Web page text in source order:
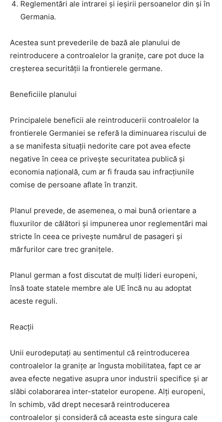
Reglementări ale intrarei și ieșirii persoanelor din și în
Germania.
Acestea sunt prevederile de bază ale planului de
reintroducere a controalelor la granițe, care pot duce la
creșterea securității la frontierele germane.
Beneficiile planului
Principalele beneficii ale reintroducerii controalelor la
frontierele Germaniei se referă la diminuarea riscului de
a se manifesta situații nedorite care pot avea efecte
negative în ceea ce privește securitatea publică și
economia națională, cum ar fi frauda sau infracțiunile
comise de persoane aflate în tranzit.
Planul prevede, de asemenea, o mai bună orientare a
fluxurilor de călători și impunerea unor reglementări mai
stricte în ceea ce privește numărul de pasageri și
mărfurilor care trec granițele.
Planul german a fost discutat de mulți lideri europeni,
însă toate statele membre ale UE încă nu au adoptat
aceste reguli.
Reacții
Unii eurodeputați au sentimentul că reintroducerea
controalelor la granițe ar îngusta mobilitatea, fapt ce ar
avea efecte negative asupra unor industrii specifice și ar
slăbi colaborarea inter-statelor europene. Alți europeni,
în schimb, văd drept necesară reintroducerea
controalelor și consideră că aceasta este singura cale